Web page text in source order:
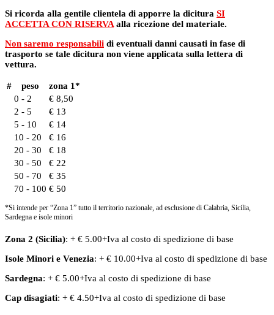
Si ricorda alla gentile clientela di apporre la dicitura SI
ACCETTA CON RISERVA alla ricezione del materiale.
Non saremo responsabili di eventuali danni causati in fase di
trasporto se tale dicitura non viene applicata sulla lettera di
vettura.
# peso
zona 1*
0 - 2
€ 8,50
2 - 5
€ 13
5 - 10
€ 14
10 - 20
€ 16
20 - 30
€ 18
30 - 50
€ 22
50 - 70
€ 35
70 - 100 € 50
*Si intende per “Zona 1” tutto il territorio nazionale, ad esclusione di Calabria, Sicilia,
Sardegna e isole minori
Zona 2 (Sicilia): + € 5.00+Iva al costo di spedizione di base
Isole Minori e Venezia: + € 10.00+Iva al costo di spedizione di base
Sardegna: + € 5.00+Iva al costo di spedizione di base
Cap disagiati: + € 4.50+Iva al costo di spedizione di base